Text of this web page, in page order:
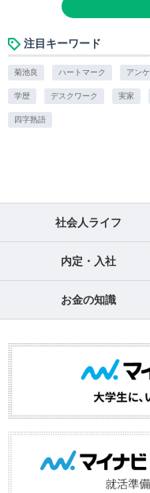
注目キーワード
菊池良 ハートマーク アン
学歴 デスクワーク 実家
四字熟語
社会人ライフ
内定・入社
お金の知識